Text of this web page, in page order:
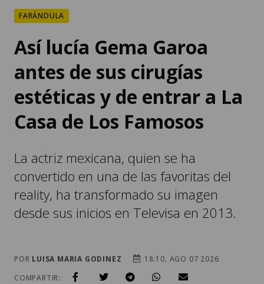
FARÁNDULA
Así lucía Gema Garoa
antes de sus cirugías
estéticas y de entrar a La
Casa de Los Famosos
La actriz mexicana, quien se ha
convertido en una de las favoritas del
reality, ha transformado su imagen
desde sus inicios en Televisa en 2013.
POR LUISA MARIA GODINEZ
18:10, AGO 07 2026
COMPARTIR: